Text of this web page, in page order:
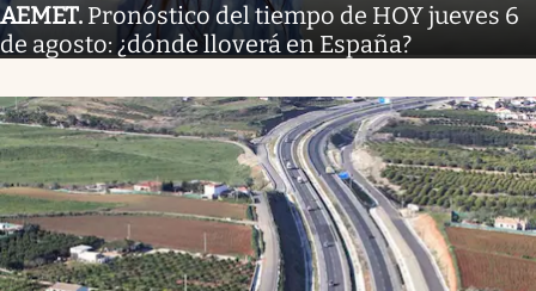
AEMET. Pronóstico del tiempo de HOY jueves 6
de agosto: ¿dónde lloverá en España?